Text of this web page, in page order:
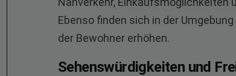
Ebenso finden sich in der
der Bewohner erhöhen.
Sehenswürdigkeiten und